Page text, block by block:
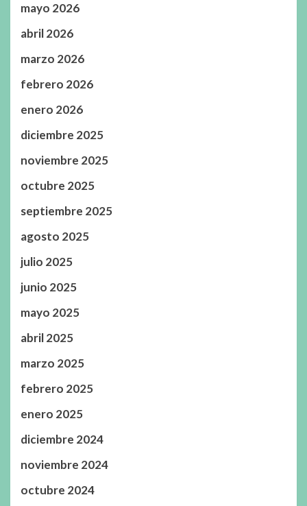
mayo 2026
abril 2026
marzo 2026
febrero 2026
enero 2026
diciembre 2025
noviembre 2025
octubre 2025
septiembre 2025
agosto 2025
julio 2025
junio 2025
mayo 2025
abril 2025
marzo 2025
febrero 2025
enero 2025
diciembre 2024
noviembre 2024
octubre 2024